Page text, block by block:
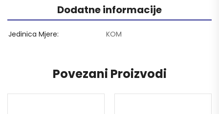
Dodatne informacije
Jedinica Mjere KOM
Povezani Proizvodi